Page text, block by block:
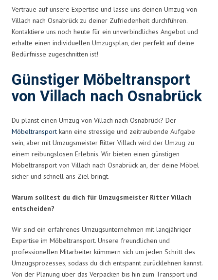
Vertraue auf unsere Expertise und lasse uns deinen Umzug von
Villach nach Osnabrück zu deiner Zufriedenheit durchführen.
Kontaktiere uns noch heute für ein unverbindliches Angebot und
erhalte einen individuellen Umzugsplan, der perfekt auf deine
Bedürfnisse zugeschnitten ist!
Günstiger Möbeltransport
von Villach nach Osnabrück
Du planst einen Umzug von Villach nach Osnabrück? Der
Möbeltransport kann eine stressige und zeitraubende Aufgabe
sein, aber mit Umzugsmeister Ritter Villach wird der Umzug zu
einem reibungslosen Erlebnis. Wir bieten einen günstigen
Möbeltransport von Villach nach Osnabrück an, der deine Möbel
sicher und schnell ans Ziel bringt.
Warum solltest du dich für Umzugsmeister Ritter Villach
entscheiden?
Wir sind ein erfahrenes Umzugsunternehmen mit langjähriger
Expertise im Möbeltransport. Unsere freundlichen und
professionellen Mitarbeiter kümmern sich um jeden Schritt des
Umzugsprozesses, sodass du dich entspannt zurücklehnen kannst.
Von der Planung über das Verpacken bis hin zum Transport und